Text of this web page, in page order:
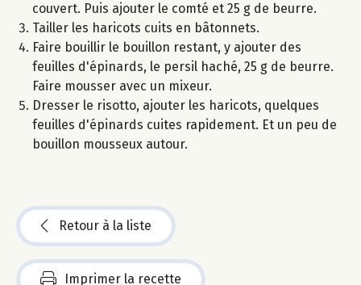
couvert. Puis ajouter le comté et 25 g de beurre.
Tailler les haricots cuits en bâtonnets.
Faire bouillir le bouillon restant, y ajouter des
feuilles d'épinards, le persil haché, 25 g de beurre.
Faire mousser avec un mixeur.
Dresser le risotto, ajouter les haricots, quelques
feuilles d'épinards cuites rapidement. Et un peu de
bouillon mousseux autour.
Retour à la liste
Imprimer la recette